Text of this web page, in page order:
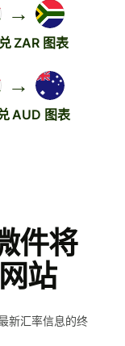
→
ZAR 图表
→
AUD 图表
件将
站
新汇率信息的终